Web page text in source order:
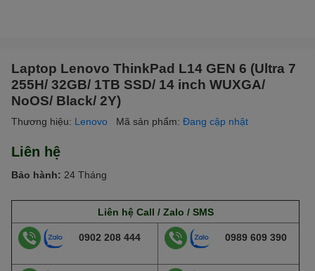
Laptop Lenovo ThinkPad L14 GEN 6 (Ultra 7
255H/ 32GB/ 1TB SSD/ 14 inch WUXGA/
NoOS/ Black/ 2Y)
Thương hiệu: Lenovo Mã sản phẩm: Đang cập nhật
Liên hệ
Bảo hành: 24 Tháng
Liên hệ Call / Zalo / SMS
0902 208 444 0989 609 390